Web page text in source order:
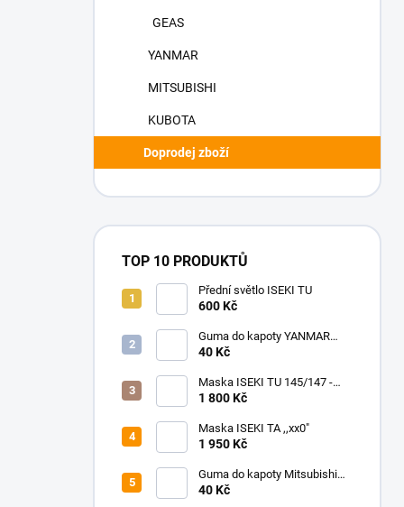
GEAS
YANMAR
MITSUBISHI
KUBOTA
Doprodej zboží
TOP 10 PRODUKTŮ
Přední světlo ISEKI TU
600 Kč
Guma do kapoty YANMAR
F/FX 18-24/195-265
40 Kč
Maska ISEKI TU 145/147 -
245/257
1 800 Kč
Maska ISEKI TA ,,xx0"
1 950 Kč
Guma do kapoty Mitsubishi
MT
40 Kč